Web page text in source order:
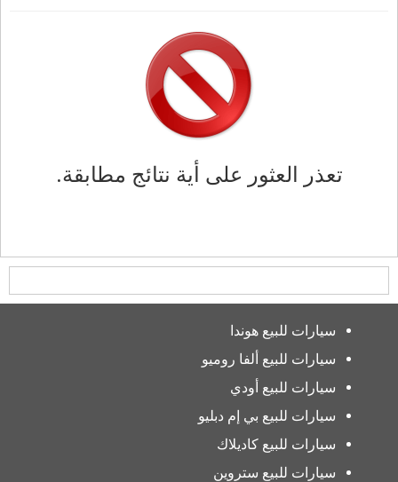
تعذر العثور على أية نتائج مطابقة.
سيارات للبيع هوندا
سيارات للبيع ألفا روميو
سيارات للبيع أودي
سيارات للبيع بي إم دبليو
سيارات للبيع كاديلاك
سيارات للبيع ستروين